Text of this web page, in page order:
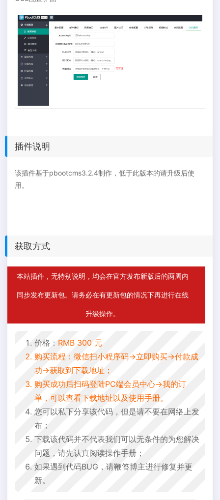
插件说明
该插件基于pbootcms3.2.4制作，低于此版本的请升级后使
用。
获取方式
本站插件，无特别说明，均会在官方发布新版后的两周内
同步发布更新包。请务必在有更新包的情况下再进行在线
升级操作。
价格： RMB 300 元
购买流程：微信扫小程序码->立即购买->付款成
功->获取到下载地址；
购买成功后扫码登陆PC端会员中心->我的订
单，可以查看下载地址以及使用手册。
您可以私下分享该代码，但是请不要在网络上发
布；
下载该代码并不代表我们可以无条件的为您解决
问题，请先认真阅读操作手册；
如果遇到代码BUG，请鞭笞博主进行修复并更
新。